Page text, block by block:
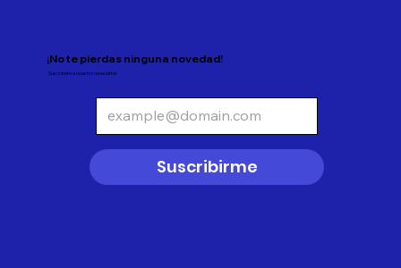
¡No te pierdas ninguna novedad!
Suscríbete a nuestro newsletter
Suscribirme